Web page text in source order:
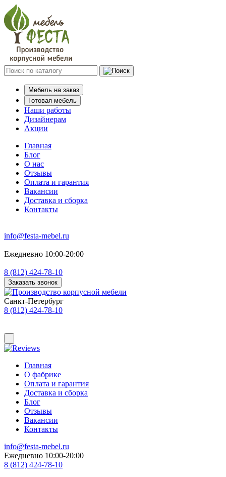
Мебель на заказ
Готовая мебель
Наши работы
Дизайнерам
Акции
Главная
Блог
О нас
Отзывы
Оплата и гарантия
Вакансии
Доставка и сборка
Контакты
info@festa-mebel.ru
Ежедневно 10:00-20:00
8 (812) 424-78-10
Заказать звонок
Санкт-Петербург
8 (812) 424-78-10
Главная
О фабрике
Оплата и гарантия
Доставка и сборка
Блог
Отзывы
Вакансии
Контакты
info@festa-mebel.ru
Ежедневно 10:00-20:00
8 (812) 424-78-10